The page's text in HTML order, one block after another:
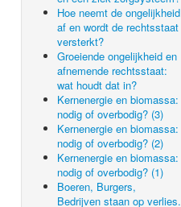
Hoe neemt de ongelijkheid
af en wordt de rechtsstaat
versterkt?
Groeiende ongelijkheid en
afnemende rechtsstaat:
wat houdt dat in?
Kernenergie en biomassa:
nodig of overbodig? (3)
Kernenergie en biomassa:
nodig of overbodig? (2)
Kernenergie en biomassa:
nodig of overbodig? (1)
Boeren, Burgers,
Bedrijven staan op verlies.